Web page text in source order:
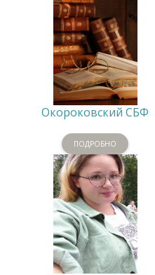
Окороковский СБФ
ПОДРОБНО